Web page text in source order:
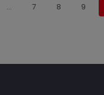
… 7 8 9